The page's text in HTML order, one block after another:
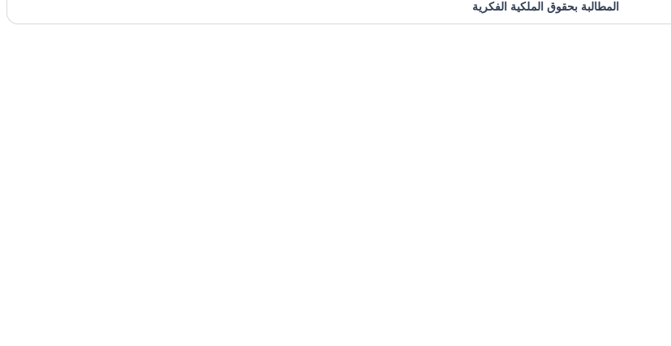
المطالبة بحقوق الملكية الفكرية